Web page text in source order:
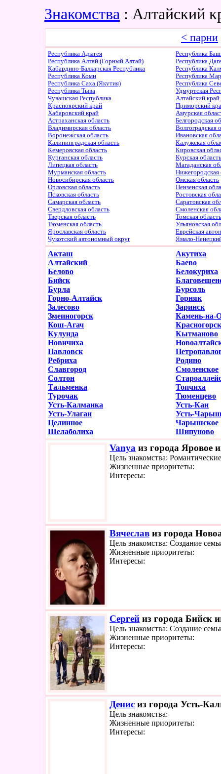
Знакомства : Алтайский
< парни
Республика Адыгея
Республика
Республика Алтай (Горный Алтай)
Республика
Кабардино-Балкарская Республика
Республика
Республика Коми
Республика
Республика Саха (Якутия)
Республика
Республика Тыва
Удмуртская
Чувашская Республика
Алтайский край
Красноярский край
Приморский
Хабаровский край
Амурская
Астраханская область
Белгородская
Владимирская область
Волгоградская
Воронежская область
Ивановская
Калининградская область
Калужская
Кемеровская область
Кировская
Курганская область
Курская
Липецкая область
Магаданская
Мурманская область
Нижегородская
Новосибирская область
Омская область
Орловская область
Пензенская
Псковская область
Ростовская
Самарская область
Саратовская
Свердловская область
Смоленская
Тверская область
Томская
Тюменская область
Ульяновская
Ярославская область
Еврейская
Чукотский автономный округ
Ямало-
Акташ
Акутиха
Алтайский
Баево
Белово
Белокуриха
Бийск
Бурла
Бурсоль
Горно-Алтайск
Горняк
Залесово
Заринск
Змеиногорск
Камень-на-
Кош-Агач
Кулунда
Кытманово
Новичиха
Павловск
Ребриха
Родино
Славгород
Смоленское
Солтон
Тальменка
Топчиха
Турочак
Тюменцево
Усть-Калманка
Усть-Кан
Усть-Улаган
Усть-
Целинное
Чарышское
Шелаболиха
Шипуново
Vanya из города Яровое
Цель знакомства:
Жизненные приоритеты:
Интересы:
Вячеслав из города
Цель знакомства: Создание
Жизненные приоритеты:
Интересы:
Сергей из города Бийск
Цель знакомства: Создание
Жизненные приоритеты:
Интересы:
Денис из города Усть-
Цель знакомства:
Жизненные приоритеты:
Интересы: